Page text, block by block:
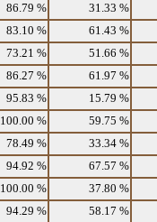
86.79 % 31.33 %
83.10 % 61.43 %
73.21 % 51.66 %
86.27 % 61.97 %
95.83 % 15.79 %
100.00 % 59.75 %
78.49 % 33.34 %
94.92 % 67.57 %
100.00 % 37.80 %
94.29 % 58.17 %